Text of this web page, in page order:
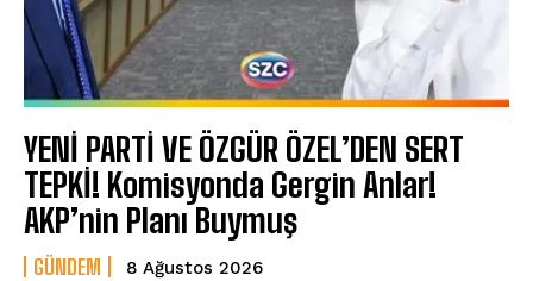
YENİ PARTİ VE ÖZGÜR ÖZEL’DEN SERT
TEPKİ! Komisyonda Gergin Anlar!
AKP’nin Planı Buymuş
GÜNDEM 8 Ağustos 2026